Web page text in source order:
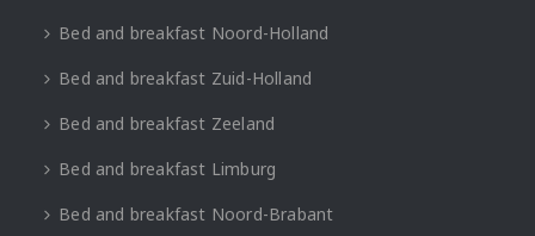
Bed and breakfast Noord-Holland
Bed and breakfast Zuid-Holland
Bed and breakfast Zeeland
Bed and breakfast Limburg
Bed and breakfast Noord-Brabant